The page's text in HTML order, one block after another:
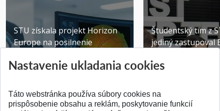
STU získala projekt Horizon
Europe na posilnenie
Publikované 31.07.2026
Študentský tím z
jediný zastupoval
Publikované
Nastavenie ukladania cookies
Táto webstránka používa súbory cookies na
prispôsobenie obsahu a reklám, poskytovanie funkcií